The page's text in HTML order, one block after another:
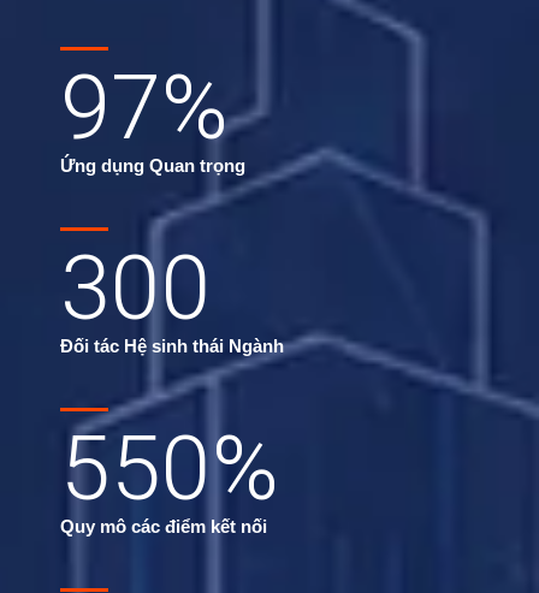
97%
Ứng dụng Quan trọng
300
Đối tác Hệ sinh thái Ngành
550%
Quy mô các điểm kết nối